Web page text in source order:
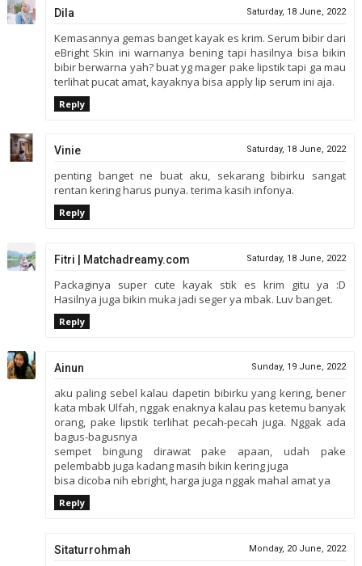
Dila Saturday, 18 June, 2022
Kemasannya gemas banget kayak es krim. Serum bibir dari
eBright Skin ini warnanya bening tapi hasilnya bisa bikin
bibir berwarna yah? buat yg mager pake lipstik tapi ga mau
terlihat pucat amat, kayaknya bisa apply lip serum ini aja.
Reply
Vinie Saturday, 18 June, 2022
penting banget ne buat aku, sekarang bibirku sangat
rentan kering harus punya. terima kasih infonya.
Reply
Fitri | Matchadreamy.com Saturday, 18 June, 2022
Packaginya super cute kayak stik es krim gitu ya :D
Hasilnya juga bikin muka jadi seger ya mbak. Luv banget.
Reply
Ainun Sunday, 19 June, 2022
aku paling sebel kalau dapetin bibirku yang kering, bener
kata mbak Ulfah, nggak enaknya kalau pas ketemu banyak
orang, pake lipstik terlihat pecah-pecah juga. Nggak ada
bagus-bagusnya
sempet bingung dirawat pake apaan, udah pake
pelembabb juga kadang masih bikin kering juga
bisa dicoba nih ebright, harga juga nggak mahal amat ya
Reply
Sitaturrohmah Monday, 20 June, 2022